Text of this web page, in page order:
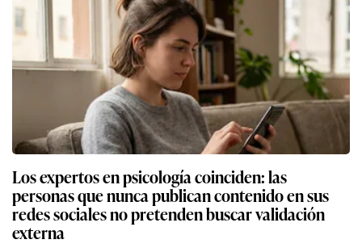
Los expertos en psicología coinciden: las
personas que nunca publican contenido en sus
redes sociales no pretenden buscar validación
externa